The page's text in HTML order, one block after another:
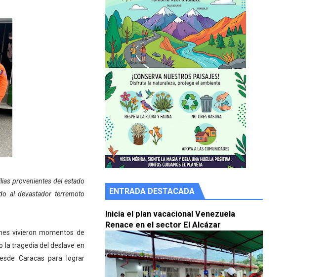
una vida saludable
en los 23 municipios
y patentes
en Mérida
su sede
municipios
en Ejido
del detector Cherenkov de agua
edición Mérida
provenientes del estado
al devastador terremoto
vivieron momentos de
la tragedia del deslave en
Caracas para lograr
ENTRADA DESTACADA
Inicia el plan vacacional Venezuela
Renace en el sector El Alcázar